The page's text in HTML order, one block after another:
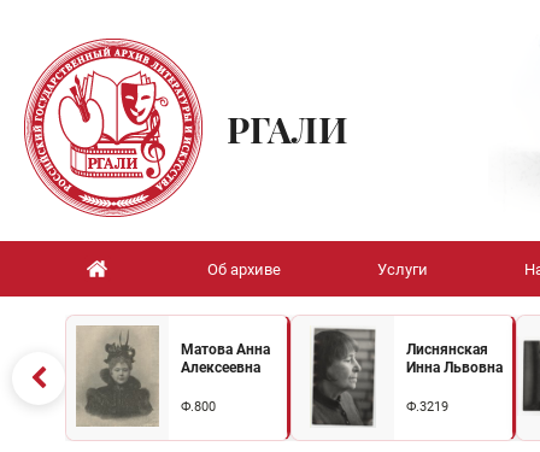
РГАЛИ
Об архиве Услуги
Матова Анна
Алексеевна
Ф.800
Лиснянская
Инна Львовна
Ф.3219